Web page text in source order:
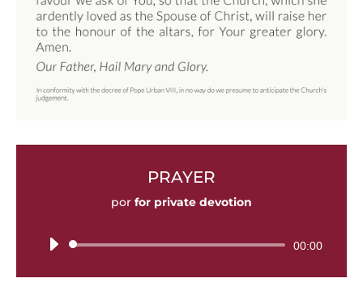
PRAYER
por for private devotion
Tocador
áudio
00:00